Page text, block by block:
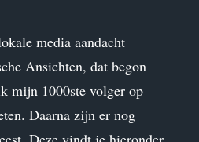
media aandacht
Ansichten, dat begon
mijn 1000ste volger op
Daarna zijn er nog